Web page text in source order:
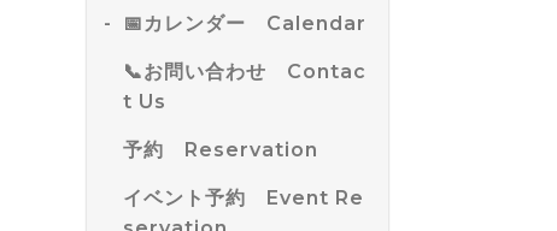
📅カレンダー Calendar
📞お問い合わせ Contac
t Us
予約 Reservation
イベント予約 Event Re